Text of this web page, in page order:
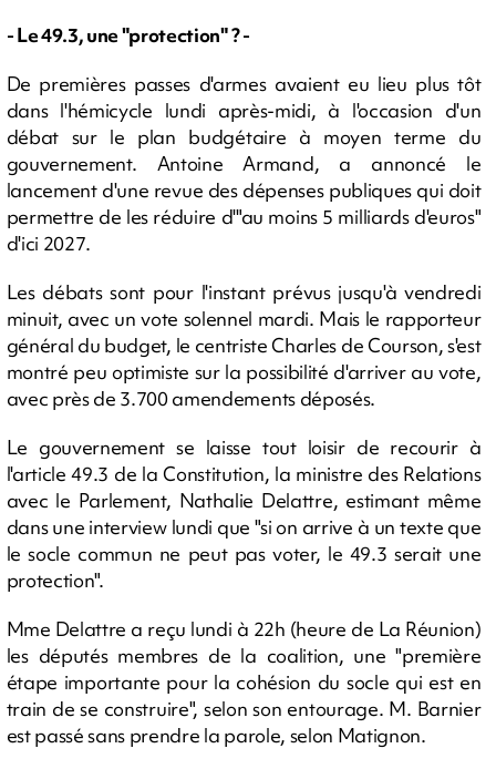
- Le 49.3, une "protection" ? -
De premières passes d'armes avaient eu lieu plus tôt
dans l'hémicycle lundi après-midi, à l'occasion d'un
débat sur le plan budgétaire à moyen terme du
gouvernement. Antoine Armand, a annoncé le
lancement d'une revue des dépenses publiques qui doit
permettre de les réduire d'"au moins 5 milliards d'euros"
d'ici 2027.
Les débats sont pour l'instant prévus jusqu'à vendredi
minuit, avec un vote solennel mardi. Mais le rapporteur
général du budget, le centriste Charles de Courson, s'est
montré peu optimiste sur la possibilité d'arriver au vote,
avec près de 3.700 amendements déposés.
Le gouvernement se laisse tout loisir de recourir à
l'article 49.3 de la Constitution, la ministre des Relations
avec le Parlement, Nathalie Delattre, estimant même
dans une interview lundi que "si on arrive à un texte que
le socle commun ne peut pas voter, le 49.3 serait une
protection".
Mme Delattre a reçu lundi à 22h (heure de La Réunion)
les députés membres de la coalition, une "première
étape importante pour la cohésion du socle qui est en
train de se construire", selon son entourage. M. Barnier
est passé sans prendre la parole, selon Matignon.